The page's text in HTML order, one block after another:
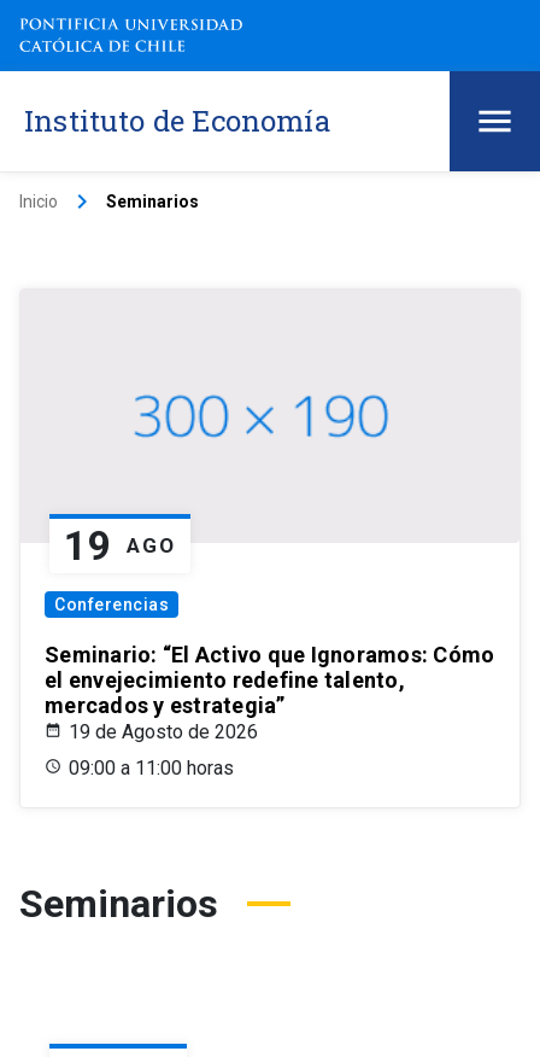
Instituto de Economía
Inicio keyboard_arrow_right Seminarios
19 AGO
Conferencias
Seminario: “El Activo que Ignoramos: Cómo
el envejecimiento redefine talento,
mercados y estrategia”
19 de Agosto de 2026
09:00 a 11:00 horas
Seminarios